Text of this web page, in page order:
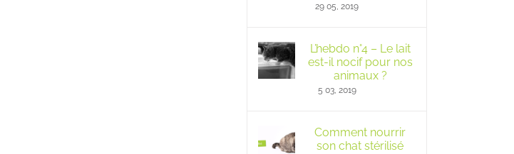
29 05, 2019
L’hebdo n°4 – Le lait
est-il nocif pour nos
animaux ?
5 03, 2019
Comment nourrir
son chat stérilisé